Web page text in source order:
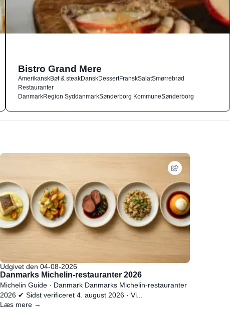
Bistro Grand Mere
AmerikanskBøf & steakDanskDessertFranskSalatSmørrebrød
Restauranter
DanmarkRegion SyddanmarkSønderborg KommuneSønderborg
Udgivet den 04-08-2026
Danmarks Michelin-restauranter 2026
Michelin Guide · Danmark Danmarks Michelin-restauranter
2026 ✔ Sidst verificeret 4. august 2026 · Vi...
Læs mere →